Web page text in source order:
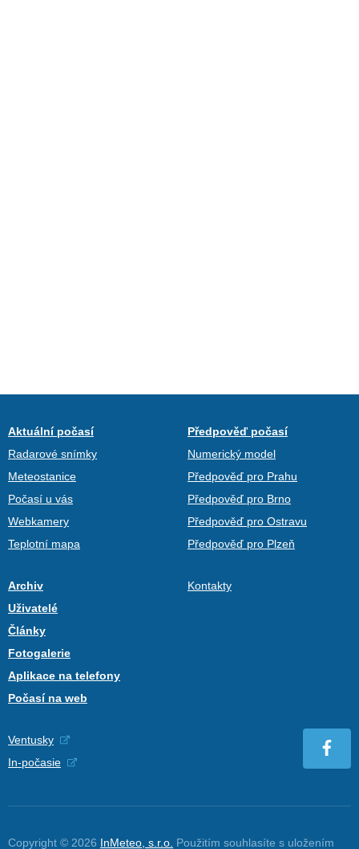
Aktuální počasí
Radarové snímky
Meteostanice
Počasí u vás
Webkamery
Teplotní mapa
Předpověď počasí
Numerický model
Předpověď pro Prahu
Předpověď pro Brno
Předpověď pro Ostravu
Předpověď pro Plzeň
Archiv
Uživatelé
Články
Fotogalerie
Aplikace na telefony
Počasí na web
Kontakty
Ventusky
In-počasie
Copyright © 2026 InMeteo, s.r.o. Použitím souhlasíte s uložením